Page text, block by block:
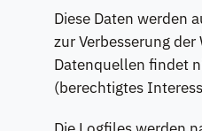
Diese Daten werden
zur Verbesserung
Datenquellen findet
(berechtigtes